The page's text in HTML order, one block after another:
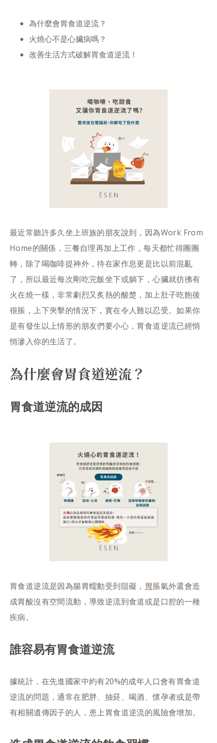
為什麼會胃食道逆流？
火燒心不是心臟病嗎？
改善生活方式破解胃食道逆流！
最近常聽許多久坐上班族的朋友說到，因為Work From
Home的關係，三餐自理再加上工作，每天都忙得團團
轉，除了喝咖啡提神外，待在家作息更是比以前混亂
了，所以最近每次剛吃完飯坐下或躺下，心臟就彷彿有
火在燒一樣，非常劇烈又炙熱的酸楚，加上肚子吃飽後
很脹，上下夾擊的情況下，實在令人難以忍受。如果你
是有發生以上情形的朋友們要小心，胃食道逆流已經悄
悄滲入你的生活了。
為什麼會胃食道逆流？
胃食道逆流的成因
胃食道逆流是因為腸胃蠕動受到阻礙， 胃脹氣外還會造
成胃酸沒有空間流動，導致逆流到食道或是口腔的一種
疾病。
誰容易有胃食道逆流
據統計，在先進國家中約有20%的成年人口會有胃食道
逆流的問題，通常在肥胖、抽菸、喝酒、懷孕者或是帶
有相關遺傳因子的人，患上胃食道逆流的風險會增加。